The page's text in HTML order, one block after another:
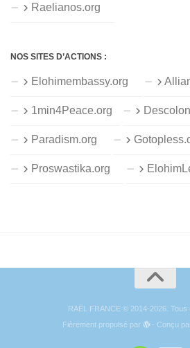
Raelianos.org
NOS SITES D’ACTIONS :
Elohimembassy.org
1min4Peace.org
Paradism.org
Proswastika.org
RAËL FRANCE © 2014-2026. Tous
Fièrement propulsé par
- Conçu